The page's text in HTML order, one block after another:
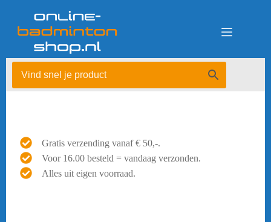
Gratis verzending vanaf € 50,-.
Voor 16.00 besteld = vandaag verzonden.
Alles uit eigen voorraad.